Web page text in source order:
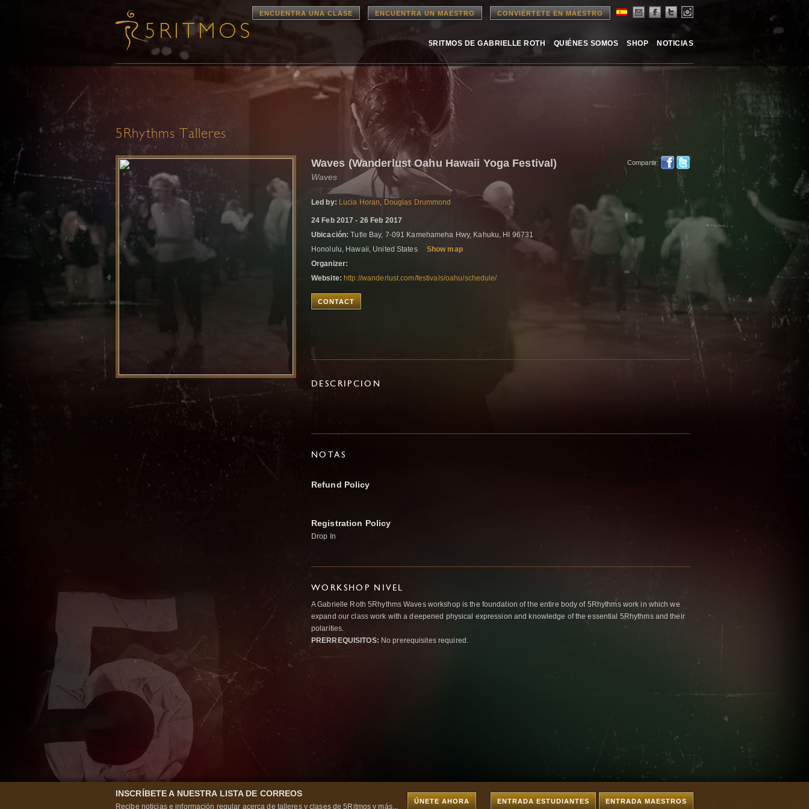
ENCUENTRA UNA CLASE ENCUENTRA UN MAESTRO CONVIÉRTETE EN MAESTRO
5RITMOS DE GABRIELLE ROTH QUIÉNES SOMOS SHOP NOTICIAS
5Rhythms Talleres
Compartir:
Waves (Wanderlust Oahu Hawaii Yoga Festival)
Waves
Led by: Lucia Horan, Douglas Drummond
24 Feb 2017 - 26 Feb 2017
Ubicación: Tutle Bay, 7-091 Kamehameha Hwy, Kahuku, HI 96731
Honolulu, Hawaii, United States
Show map
Organizer:
Website: http://wanderlust.com/festivals/oahu/schedule/
CONTACT
DESCRIPCION
NOTAS
Refund Policy
Registration Policy
Drop In
WORKSHOP NIVEL
A Gabrielle Roth 5Rhythms Waves workshop is the foundation of the entire body of 5Rhythms work in which we
expand our class work with a deepened physical expression and knowledge of the essential 5Rhythms and their
polarities.
PRERREQUISITOS: No prerequisites required.
INSCRÍBETE A NUESTRA LISTA DE CORREOS
Recibe noticias e información regular acerca de talleres y clases de 5Ritmos y más...
ÚNETE AHORA ENTRADA MAESTROS
ENTRADA ESTUDIANTES